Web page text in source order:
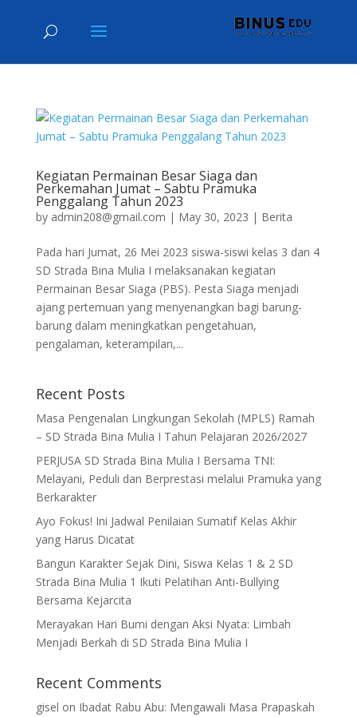
Kegiatan Permainan Besar Siaga dan
Perkemahan Jumat – Sabtu Pramuka
Penggalang Tahun 2023
by admin208@gmail.com | May 30, 2023 | Berita
Pada hari Jumat, 26 Mei 2023 siswa-siswi kelas 3 dan 4
SD Strada Bina Mulia I melaksanakan kegiatan
Permainan Besar Siaga (PBS). Pesta Siaga menjadi
ajang pertemuan yang menyenangkan bagi barung-
barung dalam meningkatkan pengetahuan,
pengalaman, keterampilan,...
Recent Posts
Masa Pengenalan Lingkungan Sekolah (MPLS) Ramah
– SD Strada Bina Mulia I Tahun Pelajaran 2026/2027
PERJUSA SD Strada Bina Mulia I Bersama TNI:
Melayani, Peduli dan Berprestasi melalui Pramuka yang
Berkarakter
Ayo Fokus! Ini Jadwal Penilaian Sumatif Kelas Akhir
yang Harus Dicatat
Bangun Karakter Sejak Dini, Siswa Kelas 1 & 2 SD
Strada Bina Mulia 1 Ikuti Pelatihan Anti-Bullying
Bersama Kejarcita
Merayakan Hari Bumi dengan Aksi Nyata: Limbah
Menjadi Berkah di SD Strada Bina Mulia I
Recent Comments
gisel on Ibadat Rabu Abu: Mengawali Masa Prapaskah